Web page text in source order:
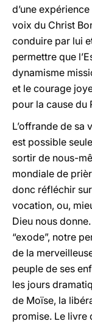
d’une
voix du Christ
conduire par lui
permettre que
dynamisme
et le courage
pour la cause du
L’offrande de sa
est possible
sortir de nous-
mondiale de
donc réfléchir
vocation, ou,
Dieu nous
“exode”, notre
de la
peuple de ses
les jours
de Moïse, la
promise. Le livre